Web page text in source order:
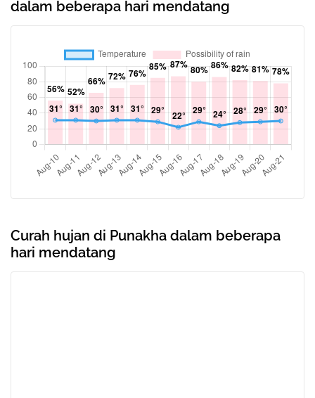
dalam beberapa hari mendatang
Curah hujan di Punakha dalam beberapa
hari mendatang